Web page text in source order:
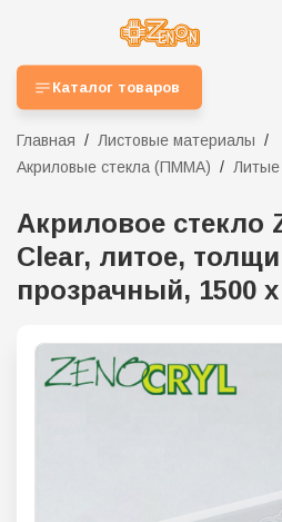
Каталог товаров
Главная
Листовые материалы
Акриловые стекла (ПММА)
Литые
Акриловое стекло
Clear, литое,
прозрачный, 1500